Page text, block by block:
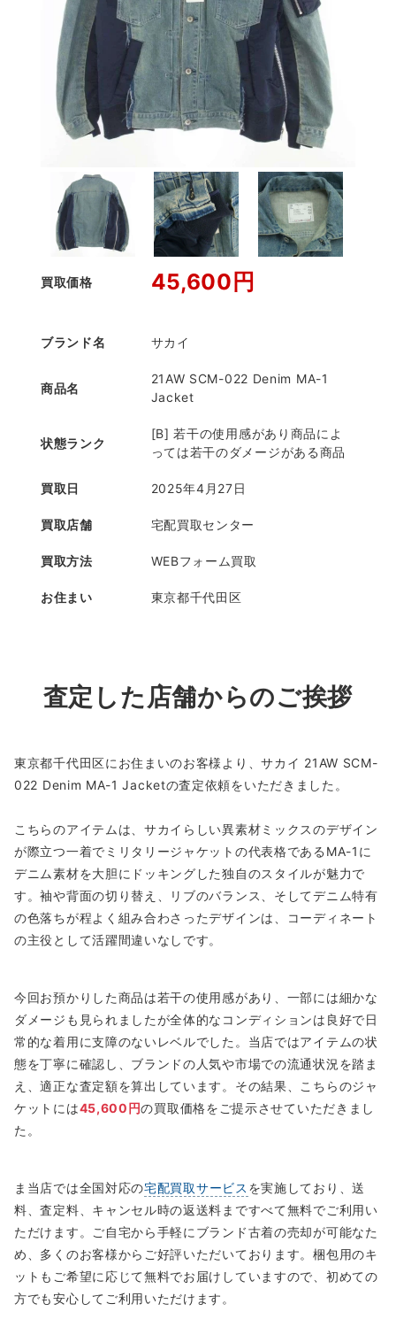
買取価格 45,600円
ブランド名 サカイ
商品名
21AW SCM-022 Denim MA-1
Jacket
状態ランク
[B] 若干の使用感があり商品によ
っては若干のダメージがある商品
買取日 2025年4月27日
買取店舗 宅配買取センター
買取方法 WEBフォーム買取
お住まい 東京都千代田区
査定した店舗からのご挨拶
東京都千代田区にお住まいのお客様より、サカイ 21AW SCM-
022 Denim MA-1 Jacketの査定依頼をいただきました。
こちらのアイテムは、サカイらしい異素材ミックスのデザイン
が際立つ一着でミリタリージャケットの代表格であるMA-1に
デニム素材を大胆にドッキングした独自のスタイルが魅力で
す。袖や背面の切り替え、リブのバランス、そしてデニム特有
の色落ちが程よく組み合わさったデザインは、コーディネート
の主役として活躍間違いなしです。
今回お預かりした商品は若干の使用感があり、一部には細かな
ダメージも見られましたが全体的なコンディションは良好で日
常的な着用に支障のないレベルでした。当店ではアイテムの状
態を丁寧に確認し、ブランドの人気や市場での流通状況を踏ま
え、適正な査定額を算出しています。その結果、こちらのジャ
ケットには45,600円の買取価格をご提示させていただきまし
た。
ま当店では全国対応の宅配買取サービス を実施しており、送
料、査定料、キャンセル時の返送料まですべて無料でご利用い
ただけます。ご自宅から手軽にブランド古着の売却が可能なた
め、多くのお客様からご好評いただいております。梱包用のキ
ットもご希望に応じて無料でお届けしていますので、初めての
方でも安心してご利用いただけます。